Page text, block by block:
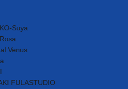
Suya
Venus
FULASTUDIO